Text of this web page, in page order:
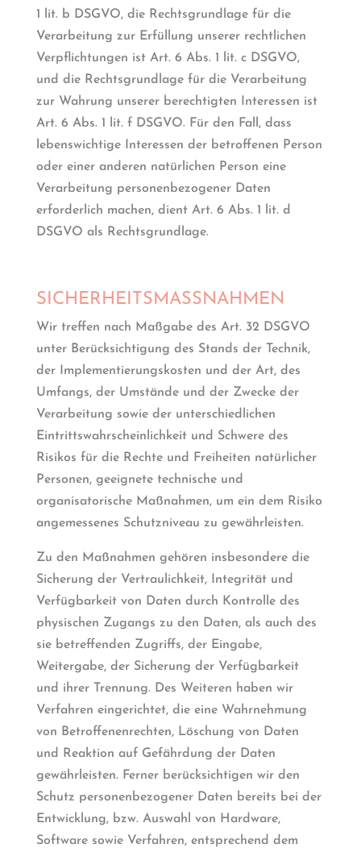
1 lit. b DSGVO, die Rechtsgrundlage für die
Verarbeitung zur Erfüllung unserer rechtlichen
Verpflichtungen ist Art. 6 Abs. 1 lit. c DSGVO,
und die Rechtsgrundlage für die Verarbeitung
zur Wahrung unserer berechtigten Interessen ist
Art. 6 Abs. 1 lit. f DSGVO. Für den Fall, dass
lebenswichtige Interessen der betroffenen Person
oder einer anderen natürlichen Person eine
Verarbeitung personenbezogener Daten
erforderlich machen, dient Art. 6 Abs. 1 lit. d
DSGVO als Rechtsgrundlage.
SICHERHEITSMASSNAHMEN
Wir treffen nach Maßgabe des Art. 32 DSGVO
unter Berücksichtigung des Stands der Technik,
der Implementierungskosten und der Art, des
Umfangs, der Umstände und der Zwecke der
Verarbeitung sowie der unterschiedlichen
Eintrittswahrscheinlichkeit und Schwere des
Risikos für die Rechte und Freiheiten natürlicher
Personen, geeignete technische und
organisatorische Maßnahmen, um ein dem Risiko
angemessenes Schutzniveau zu gewährleisten.
Zu den Maßnahmen gehören insbesondere die
Sicherung der Vertraulichkeit, Integrität und
Verfügbarkeit von Daten durch Kontrolle des
physischen Zugangs zu den Daten, als auch des
sie betreffenden Zugriffs, der Eingabe,
Weitergabe, der Sicherung der Verfügbarkeit
und ihrer Trennung. Des Weiteren haben wir
Verfahren eingerichtet, die eine Wahrnehmung
von Betroffenenrechten, Löschung von Daten
und Reaktion auf Gefährdung der Daten
gewährleisten. Ferner berücksichtigen wir den
Schutz personenbezogener Daten bereits bei der
Entwicklung, bzw. Auswahl von Hardware,
Software sowie Verfahren, entsprechend dem